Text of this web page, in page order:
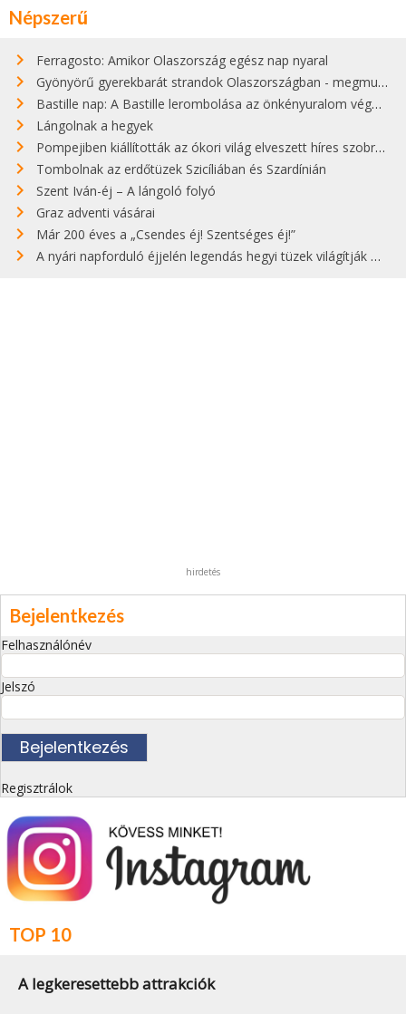
Népszerű
Ferragosto: Amikor Olaszország egész nap nyaral
Gyönyörű gyerekbarát strandok Olaszországban - megmutatjuk a 15 legjobbat
Bastille nap: A Bastille lerombolása az önkényuralom végét jelentette
Lángolnak a hegyek
Pompejiben kiállították az ókori világ elveszett híres szobrának másolatát
Tombolnak az erdőtüzek Szicíliában és Szardínián
Szent Iván-éj – A lángoló folyó
Graz adventi vásárai
Már 200 éves a „Csendes éj! Szentséges éj!”
A nyári napforduló éjjelén legendás hegyi tüzek világítják meg Zugspitzét
hirdetés
Bejelentkezés
Felhasználónév
Jelszó
Regisztrálok
TOP 10
A legkeresettebb attrakciók